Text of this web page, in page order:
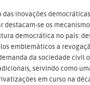
inovações
destacam-se os
democrática no país:
emblemáticos a
da sociedade
servindo como
em curso na